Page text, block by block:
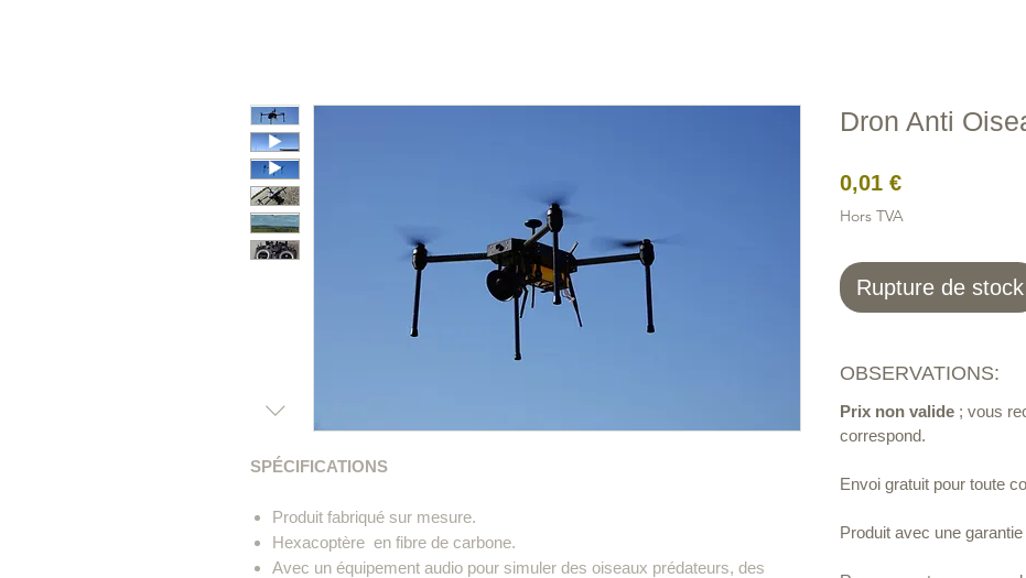
SPÉCIFICATIONS
Produit fabriqué sur mesure.
Hexacoptère en fibre de carbone.
Avec un équipement audio pour simuler des oiseaux prédateurs, des
Dron Anti
0,01 €Prix
Hors TVA
Rupture de stock
OBSERVATIONS:
Prix non valide ; vous
correspond.
Envoi gratuit pour toute
Produit avec une